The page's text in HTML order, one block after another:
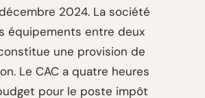
2024. La société
équipements entre deux
une provision de
Le CAC a quatre heures
pour le poste impôt